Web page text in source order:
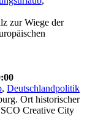
zur Wiege der
, Deutschlandpolitik
Ort historischer
Creative City